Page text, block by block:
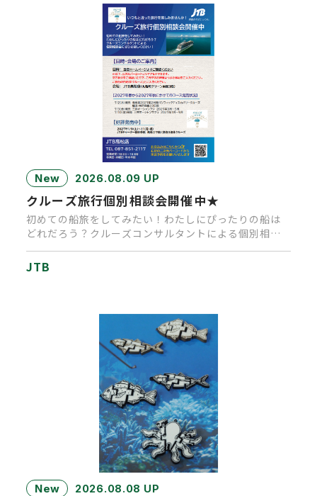
New 2026.08.09 UP
クルーズ旅行個別相談会開催中★
初めての船旅をしてみたい！わたしにぴったりの船は
どれだろう？クルーズコンサルタントによる個別相談
JTB
New 2026.08.08 UP